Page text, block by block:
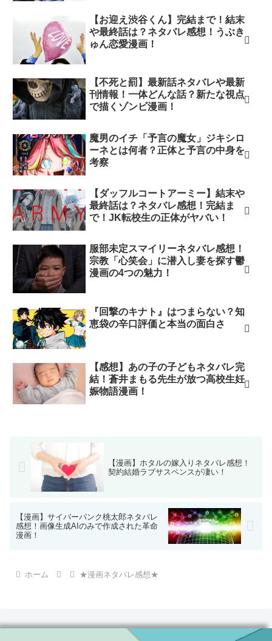
【お迎え渋谷くん】完結まで！結末
や最終話は？ネタバレ感想！うぶき
ゅん恋愛漫画！
【不死と罰】最新話ネタバレや最新
刊情報！一体どんな話？新たな視点
で描くゾンビ漫画！
魔男のイチ「予言の魔女」ジキシロ
ーネとは何者？正体と予言の中身を
考察
【ダッフルコートアーミー】結末や
最終話は？ネタバレ感想！完結ま
で！JK転校生の正体がヤバい！
服部未定スマイリーネタバレ感想！
宗教「心笑会」に潜入し妻を探す鬱
漫画の4つの魅力！
『回撃のキナト』はつまらない？知
恵袋の辛口評価と本当の面白さ
【感想】あの子の子どもネタバレ完
結！蒼井まもる先生が放つ高校生妊
娠物語漫画！
【漫画】ホタルの嫁入りネタバレ感想！
契約結婚ラブサスペンスが凄い！
【漫画】サイバーパンク桃太郎ネタバレ
感想！画像生成AIのみで作成された革命
漫画！
ホーム ★漫画ネタバレ感想★